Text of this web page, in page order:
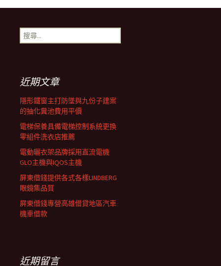
導
覽
列
搜
尋
近期文章
隱形鐵窗主打防墜與九份子建案
的抽化糞池費用平價
電梯保養具備電梯控制系統更換
零組件洗衣店推薦
電動曬衣架品牌採用直流電機
GLO主機與IQOS主機
屏東借錢提供各式各樣LINDBERG
眼鏡集品質
屏東借錢專營高雄借貸地區汽車
機車借款
近期留言